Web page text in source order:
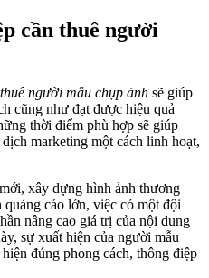
cần thuê người
thuê người mẫu chụp ảnh sẽ giúp
cũng như đạt được hiệu quả
thời điểm phù hợp sẽ giúp
marketing một cách linh hoạt,
xây dựng hình ảnh thương
cáo lớn, việc có một đội
nâng cao giá trị của nội dung
sự xuất hiện của người mẫu
đúng phong cách, thông điệp